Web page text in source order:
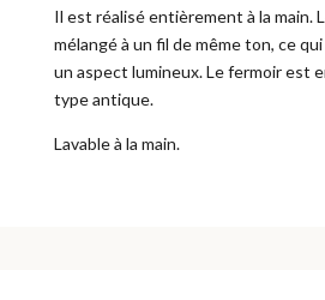
Il est réalisé entièrement à la main.
mélangé à un fil de même ton, ce
un aspect lumineux. Le fermoir est
type antique.
Lavable à la main.